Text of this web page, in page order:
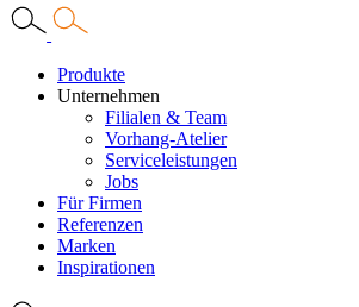
Produkte
Unternehmen
Filialen & Team
Vorhang-Atelier
Serviceleistungen
Jobs
Für Firmen
Referenzen
Marken
Inspirationen